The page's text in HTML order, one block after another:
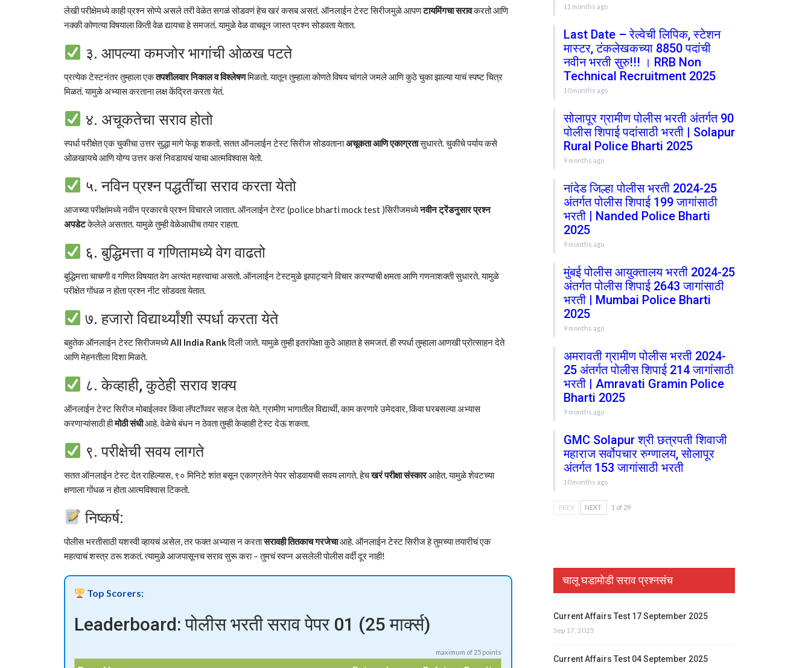
लेखी परीक्षेमध्ये काही प्रश्न सोप्पे असले तरी वेळेत सगळं सोडवणं हेच खरं कसब असतं. ऑनलाईन टेस्ट सिरीजमुळे आपणटायमिंगचा सरावकरतो आणि
नक्की कोणत्या विषयाला किती वेळ द्यायचा हे समजतं. यामुळे वेळ वाचवून जास्त प्रश्न सोडवता येतात.
३. आपल्या कमजोर भागांची ओळख पटते
प्रत्येक टेस्टनंतर तुम्हाला एकतपशीलवार निकाल व विश्लेषणमिळतो. यातून तुम्हाला कोणते विषय चांगले जमले आणि कुठे चुका झाल्या याचं स्पष्ट चित्र
मिळतं. यामुळे अभ्यास करताना लक्ष केंद्रित करता येतं.
४. अचूकतेचा सराव होतो
स्पर्धा परीक्षेत एक चुकीचा उत्तर सुद्धा मागे फेकू शकतो. सतत ऑनलाईन टेस्ट सिरीज सोडवतानाअचूकता आणि एकाग्रतासुधारते. चुकीचे पर्याय कसे
ओळखायचे आणि योग्य उत्तर कसं निवडायचं याचा आत्मविश्वास येतो.
५. नविन प्रश्न पद्धतींचा सराव करता येतो
आजच्या परीक्षांमध्ये नवीन प्रकारचे प्रश्न विचारले जातात. ऑनलाईन टेस्ट (police bharti mock test )सिरीजमध्येनवीन ट्रेंडनुसार प्रश्न
अपडेटकेलेले असतात. यामुळे तुम्ही वेळेआधीच तयार राहता.
६. बुद्धिमत्ता व गणितामध्ये वेग वाढतो
बुद्धिमत्ता चाचणी व गणित विषयात वेग अत्यंत महत्त्वाचा असतो. ऑनलाईन टेस्टमुळे झपाट्याने विचार करण्याची क्षमता आणि गणनाशक्ती सुधारते. यामुळे
परीक्षेत गोंधळ न होता प्रश्न नीट सोडवता येतात.
७. हजारो विद्यार्थ्यांशी स्पर्धा करता येते
बहुतेक ऑनलाईन टेस्ट सिरीजमध्येAll India Rankदिली जाते. यामुळे तुम्ही इतरांपेक्षा कुठे आहात हे समजतं. ही स्पर्धा तुम्हाला आणखी प्रोत्साहन देते
आणि मेहनतीला दिशा मिळते.
८. केव्हाही, कुठेही सराव शक्य
ऑनलाईन टेस्ट सिरीज मोबाईलवर किंवा लॅपटॉपवर सहज देता येते. ग्रामीण भागातील विद्यार्थी, काम करणारे उमेदवार, किंवा घरबसल्या अभ्यास
करणाऱ्यांसाठी हीमोठी संधीआहे. वेळेचे बंधन न ठेवता तुम्ही केव्हाही टेस्ट देऊ शकता.
९. परीक्षेची सवय लागते
सतत ऑनलाईन टेस्ट देत राहिल्यास, ९० मिनिटे शांत बसून एकाग्रतेने पेपर सोडवायची सवय लागते. हेचखरं परीक्षा संस्कारआहेत. यामुळे शेवटच्या
क्षणाला गोंधळ न होता आत्मविश्वास टिकतो.
निष्कर्ष:
पोलीस भरतीसाठी यशस्वी व्हायचं असेल, तर फक्त अभ्यास न करतासरावही तितकाच गरजेचाआहे. ऑनलाईन टेस्ट सिरीज हे तुमच्या तयारीचं एक
महत्वाचं शस्त्र ठरू शकतं. त्यामुळे आजपासूनच सराव सुरू करा – तुमचं स्वप्न असलेली पोलीस वर्दी दूर नाही!
Top Scorers:
Leaderboard: पोलीस भरती सराव पेपर 01 (25 मार्क्स)
maximum of 25 points
11 months ago
Last Date – रेल्वेची लिपिक, स्टेशन
मास्टर, टंकलेखकच्या 8850 पदांची
नवीन भरती सुरु!!! । RRB Non
Technical Recruitment 2025
10 months ago
सोलापूर ग्रामीण पोलीस भरती अंतर्गत 90
पोलीस शिपाई पदांसाठी भरती | Solapur
Rural Police Bharti 2025
9 months ago
नांदेड जिल्हा पोलीस भरती 2024-25
अंतर्गत पोलीस शिपाई 199 जागांसाठी
भरती | Nanded Police Bharti
2025
9 months ago
मुंबई पोलीस आयुक्तालय भरती 2024-25
अंतर्गत पोलीस शिपाई 2643 जागांसाठी
भरती | Mumbai Police Bharti
2025
9 months ago
अमरावती ग्रामीण पोलीस भरती 2024-
25 अंतर्गत पोलीस शिपाई 214 जागांसाठी
भरती | Amravati Gramin Police
Bharti 2025
9 months ago
GMC Solapur श्री छत्रपती शिवाजी
महाराज सर्वोपचार रुग्णालय, सोलापूर
अंतर्गत 153 जागांसाठी भरती
10 months ago
PREV NEXT 1 of 29
चालू घडामोडी सराव प्रश्नसंच
Current Affairs Test 17 September 2025
Sep 17, 2025
Current Affairs Test 04 September 2025